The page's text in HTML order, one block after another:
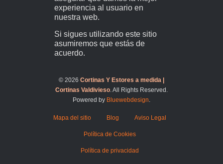
experiencia al usuario en
nuestra web.
Si sigues utilizando este sitio
asumiremos que estás de
acuerdo.
© 2026 Cortinas Y Estores a medida |
Cortinas Valdivieso. All Rights Reserved.
Powered by Bluewebdesign.
Mapa del sitio Blog Aviso Legal
Política de Cookies
Política de privacidad